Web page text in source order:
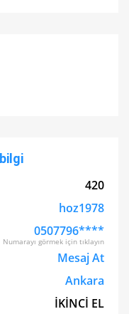
420
hoz1978
0507796****
Numarayı görmek için tıklayın
Mesaj At
Ankara
İKİNCİ EL